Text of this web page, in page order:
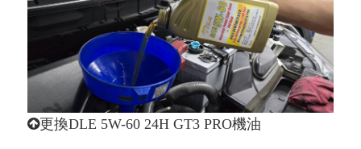
更換DLE 5W-60 24H GT3 PRO機油